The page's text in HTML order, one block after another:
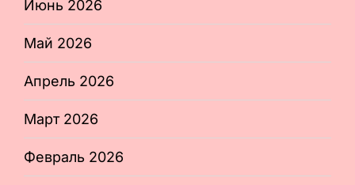
Июнь 2026
Май 2026
Апрель 2026
Март 2026
Февраль 2026